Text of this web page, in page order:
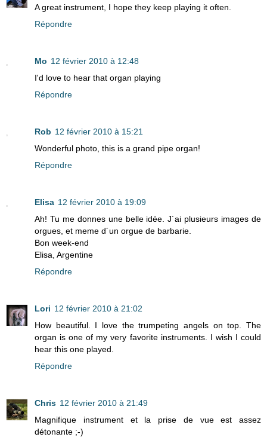
A great instrument, I hope they keep playing it often.
Répondre
Mo 12 février 2010 à 12:48
I'd love to hear that organ playing
Répondre
Rob 12 février 2010 à 15:21
Wonderful photo, this is a grand pipe organ!
Répondre
Elisa 12 février 2010 à 19:09
Ah! Tu me donnes une belle idée. J´ai plusieurs images de
orgues, et meme d´un orgue de barbarie.
Bon week-end
Elisa, Argentine
Répondre
Lori 12 février 2010 à 21:02
How beautiful. I love the trumpeting angels on top. The
organ is one of my very favorite instruments. I wish I could
hear this one played.
Répondre
Chris 12 février 2010 à 21:49
Magnifique instrument et la prise de vue est assez
détonante ;-)